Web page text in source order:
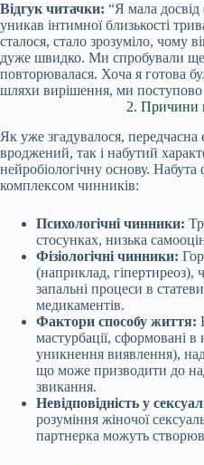
Відгук читачки: “Я мала досвід
уникав інтимної близькості
сталося, стало зрозуміло, чому
дуже швидко. Ми спробували ще
повторювалася. Хоча я готова
шляхи вирішення, ми поступово
2. Причини
Як уже згадувалося, передчасна
вроджений, так і набутий
нейробіологічну основу.
комплексом чинників:
Психологічні чинники:
стосунках, низька
Фізіологічні чинники:
(наприклад, гіпертиреоз),
запальні процеси в
медикаментів.
Фактори способу життя:
мастурбації, сформовані
уникнення виявлення),
що може призводити до
звикання.
Невідповідність у
розуміння жіночої
партнерка можуть